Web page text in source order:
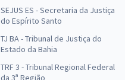
SEJUS ES - Secretaria da Justiça
do Espírito Santo
TJ BA - Tribunal de Justiça do
Estado da Bahia
TRF 3 - Tribunal Regional Federal
da 3ª Região